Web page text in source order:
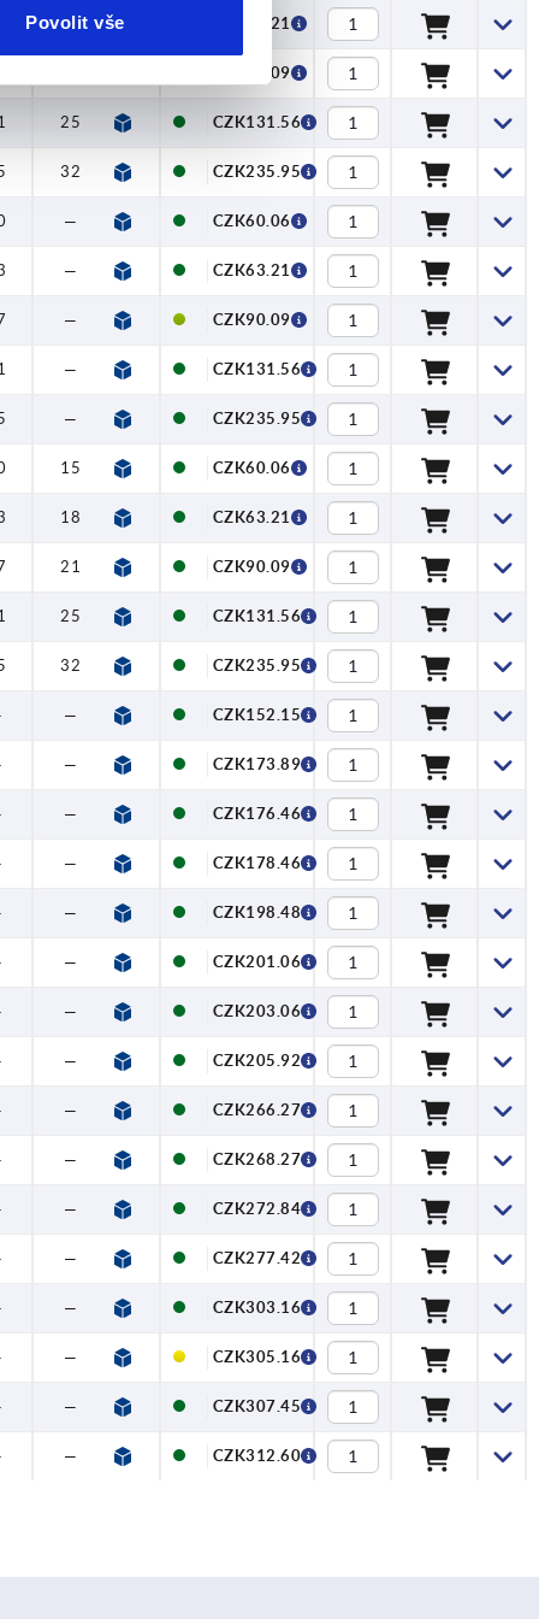
Povolit vše
18 CZK63.21
CZK90.09
25 CZK131.56
32 CZK235.95
— CZK60.06
— CZK63.21
— CZK90.09
— CZK131.56
— CZK235.95
15 CZK60.06
18 CZK63.21
21 CZK90.09
25 CZK131.56
32 CZK235.95
— CZK152.15
— CZK173.89
— CZK176.46
— CZK178.46
— CZK198.48
— CZK201.06
— CZK203.06
— CZK205.92
— CZK266.27
— CZK268.27
— CZK272.84
— CZK277.42
— CZK303.16
— CZK305.16
— CZK307.45
— CZK312.60